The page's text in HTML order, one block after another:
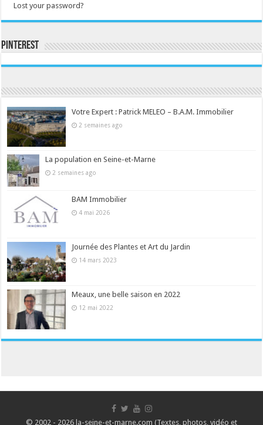
Lost your password?
Pinterest
Votre Expert : Patrick MELEO – B.A.M. Immobilier
2 semaines ago
La population en Seine-et-Marne
2 semaines ago
BAM Immobilier
4 mai 2026
Journée des Plantes et Art du Jardin
14 mars 2023
Meaux, une belle saison en 2022
12 mai 2022
© 2002 - 2026 la-seine-et-marne.com (Textes, photos, vidéo et